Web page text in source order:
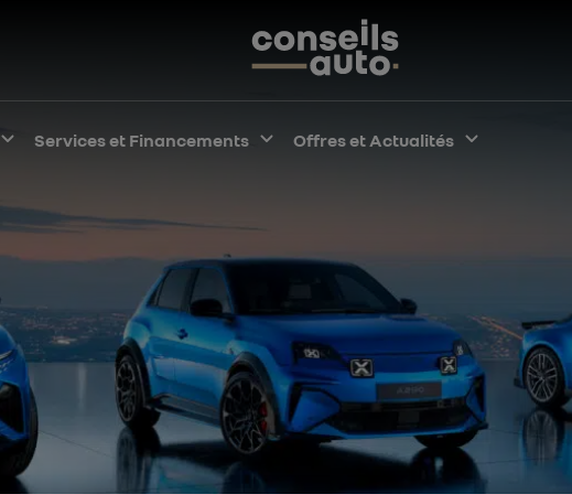
Développer le sous-menu
Services et Financements Développer le sous-menu
Offres et Actualités